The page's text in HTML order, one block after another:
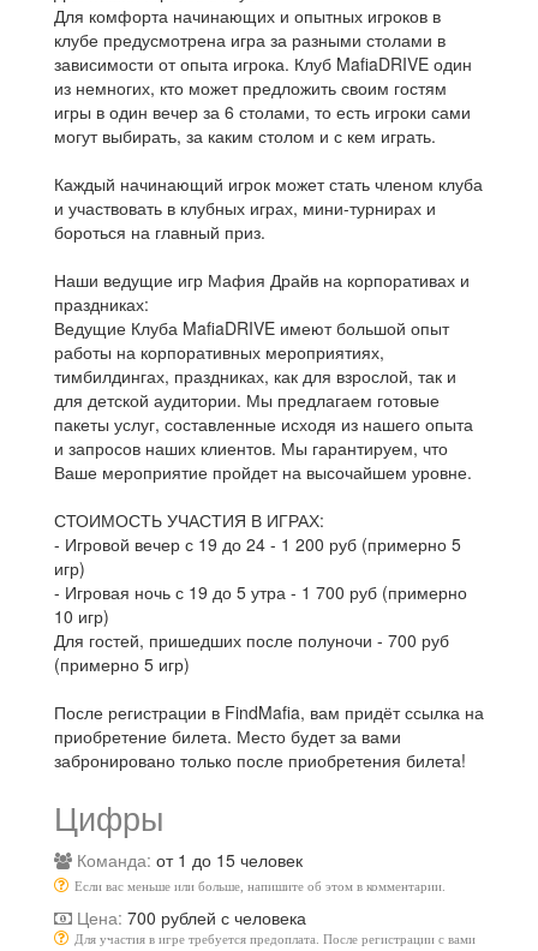
Для комфорта начинающих и опытных игроков в
клубе предусмотрена игра за разными столами в
зависимости от опыта игрока. Клуб MafiaDRIVE один
из немногих, кто может предложить своим гостям
игры в один вечер за 6 столами, то есть игроки сами
могут выбирать, за каким столом и с кем играть.
Каждый начинающий игрок может стать членом клуба
и участвовать в клубных играх, мини-турнирах и
бороться на главный приз.
Наши ведущие игр Мафия Драйв на корпоративах и
праздниках:
Ведущие Клуба MafiaDRIVE имеют большой опыт
работы на корпоративных мероприятиях,
тимбилдингах, праздниках, как для взрослой, так и
для детской аудитории. Мы предлагаем готовые
пакеты услуг, составленные исходя из нашего опыта
и запросов наших клиентов. Мы гарантируем, что
Ваше мероприятие пройдет на высочайшем уровне.
СТОИМОСТЬ УЧАСТИЯ В ИГРАХ:
- Игровой вечер с 19 до 24 - 1 200 руб (примерно 5
игр)
- Игровая ночь с 19 до 5 утра - 1 700 руб (примерно
10 игр)
Для гостей, пришедших после полуночи - 700 руб
(примерно 5 игр)
После регистрации в FindMafia, вам придёт ссылка на
приобретение билета. Место будет за вами
забронировано только после приобретения билета!
Цифры
Команда: от 1 до 15 человек
Если вас меньше или больше, напишите об этом в комментарии.
Цена: 700 рублей с человека
Для участия в игре требуется предоплата. После регистрации с вами